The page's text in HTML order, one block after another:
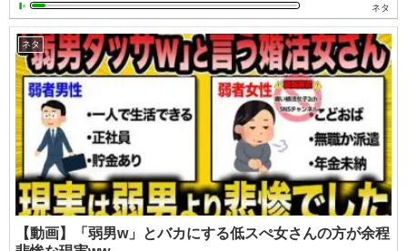
ネタ
ネタ
【動画】「弱男w」とバカにする低スぺ女さんの方が余程